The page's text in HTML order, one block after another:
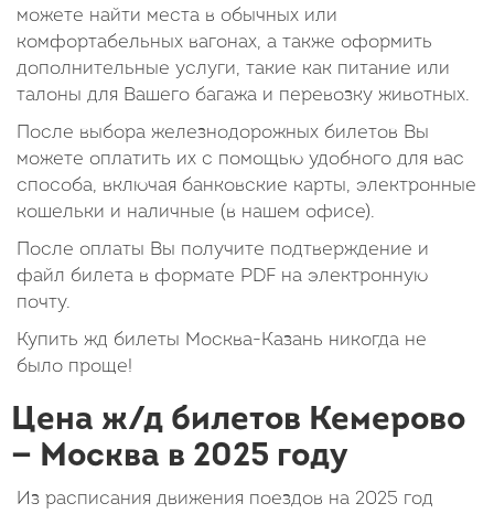
можете найти места в обычных или
комфортабельных вагонах, а также оформить
дополнительные услуги, такие как питание или
талоны для Вашего багажа и перевозку животных.
После выбора железнодорожных билетов Вы
можете оплатить их с помощью удобного для вас
способа, включая банковские карты, электронные
кошельки и наличные (в нашем офисе).
После оплаты Вы получите подтверждение и
файл билета в формате PDF на электронную
почту.
Купить жд билеты Москва-Казань никогда не
было проще!
Цена ж/д билетов Кемерово
— Москва в 2025 году
Из расписания движения поездов на 2025 год
19
20 21 22 23
31